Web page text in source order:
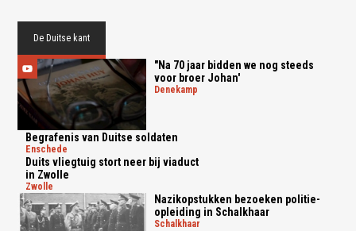
De Duitse kant
"Na 70 jaar bidden we nog steeds
voor broer Johan'
denekamp
Begrafenis van Duitse soldaten
enschede
Duits vliegtuig stort neer bij viaduct
in Zwolle
zwolle
Nazikopstukken bezoeken politie-
opleiding in Schalkhaar
schalkhaar